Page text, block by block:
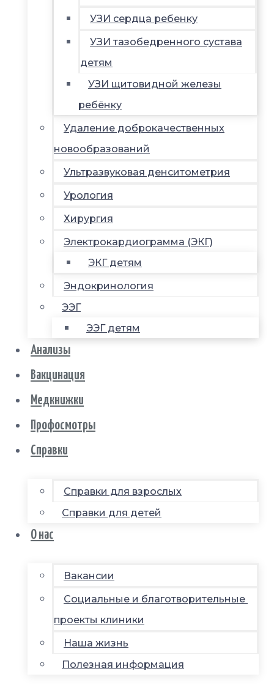
УЗИ сердца ребенку
УЗИ тазобедренного сустава
детям
УЗИ щитовидной железы
ребёнку
Удаление доброкачественных
новообразований
Ультразвуковая денситометрия
Урология
Хирургия
Электрокардиограмма (ЭКГ)
ЭКГ детям
Эндокринология
ЭЭГ
ЭЭГ детям
Анализы
Вакцинация
Медкнижки
Профосмотры
Справки
Справки для взрослых
Справки для детей
О нас
Вакансии
Социальные и благотворительные
проекты клиники
Наша жизнь
Полезная информация